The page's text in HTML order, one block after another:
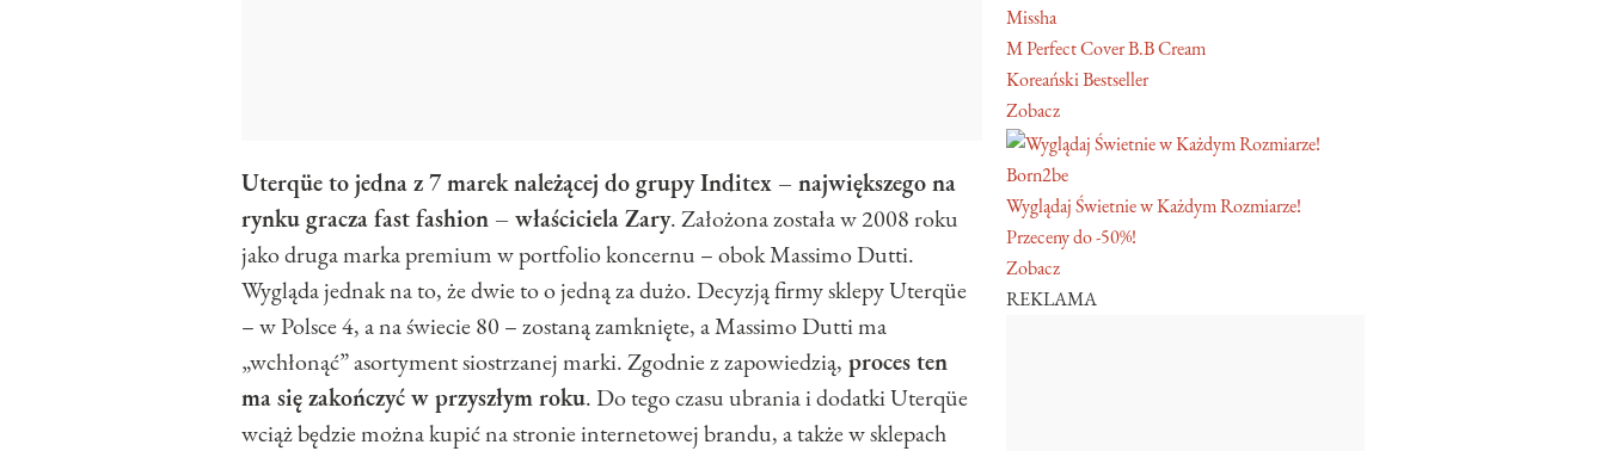
Uterqüe to jedna z 7 marek należącej do grupy Inditex – największego na
rynku gracza fast fashion – właściciela Zary. Założona została w 2008 roku
jako druga marka premium w portfolio koncernu – obok Massimo Dutti.
Wygląda jednak na to, że dwie to o jedną za dużo. Decyzją firmy sklepy Uterqüe
– w Polsce 4, a na świecie 80 – zostaną zamknięte, a Massimo Dutti ma
„wchłonąć” asortyment siostrzanej marki. Zgodnie z zapowiedzią, proces ten
ma się zakończyć w przyszłym roku. Do tego czasu ubrania i dodatki Uterqüe
wciąż będzie można kupić na stronie internetowej brandu, a także w sklepach
Missha
M Perfect Cover B.B Cream
Koreański Bestseller
Zobacz
Born2be
Wyglądaj Świetnie w Każdym Rozmiarze!
Przeceny do -50%!
Zobacz
REKLAMA